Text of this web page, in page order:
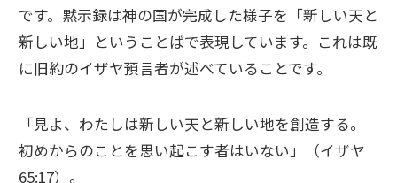
です。黙示録は神の国が完成した様子を「新しい天と
新しい地」ということばで表現しています。これは既
に旧約のイザヤ預言者が述べていることです。
「見よ、わたしは新しい天と新しい地を創造する。
初めからのことを思い起こす者はいない」（イザヤ
65:17）。